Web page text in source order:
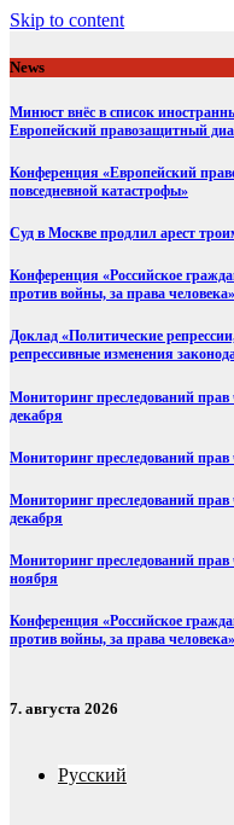
Skip to content
News
Минюст внёс в список
Европейский правозащитный
Конференция «Европейский
повседневной катастрофы»
Суд в Москве продлил арест
Конференция «Российское
против войны, за права
Доклад «Политические
репрессивные изменения
Мониторинг преследований прав
декабря
Мониторинг преследований прав
Мониторинг преследований прав
декабря
Мониторинг преследований прав
ноября
Конференция «Российское
против войны, за права человека»
7. августа 2026
Русский